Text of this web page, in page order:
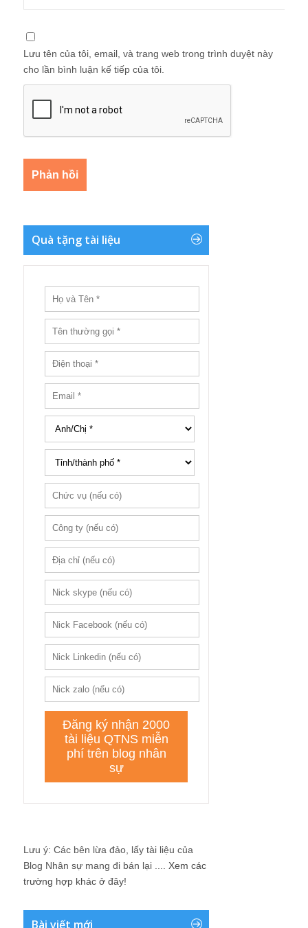
Lưu tên của tôi, email, và trang web trong trình duyệt này
cho lần bình luận kế tiếp của tôi.
Quà tặng tài liệu
Lưu ý: Các bên lừa đảo, lấy tài liệu của
Blog Nhân sự mang đi bán lại .... Xem các
trường hợp khác ở đây!
Bài viết mới